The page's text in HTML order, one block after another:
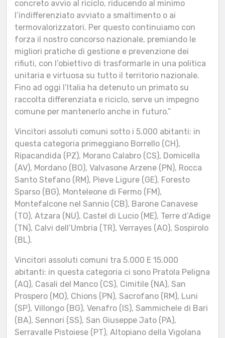
concreto avvio al riciclo, riducendo al minimo
l’indifferenziato avviato a smaltimento o ai
termovalorizzatori. Per questo continuiamo con
forza il nostro concorso nazionale, premiando le
migliori pratiche di gestione e prevenzione dei
rifiuti, con l’obiettivo di trasformarle in una politica
unitaria e virtuosa su tutto il territorio nazionale.
Fino ad oggi l’Italia ha detenuto un primato su
raccolta differenziata e riciclo, serve un impegno
comune per mantenerlo anche in futuro.”
Vincitori assoluti comuni sotto i 5.000 abitanti: in
questa categoria primeggiano Borrello (CH),
Ripacandida (PZ), Morano Calabro (CS), Domicella
(AV), Mordano (BO), Valvasone Arzene (PN), Rocca
Santo Stefano (RM), Pieve Ligure (GE), Foresto
Sparso (BG), Monteleone di Fermo (FM),
Montefalcone nel Sannio (CB), Barone Canavese
(TO), Atzara (NU), Castel di Lucio (ME), Terre d’Adige
(TN), Calvi dell’Umbria (TR), Verrayes (AO), Sospirolo
(BL).
Vincitori assoluti comuni tra 5.000 E 15.000
abitanti: in questa categoria ci sono Pratola Peligna
(AQ), Casali del Manco (CS), Cimitile (NA), San
Prospero (MO), Chions (PN), Sacrofano (RM), Luni
(SP), Villongo (BG), Venafro (IS), Sammichele di Bari
(BA), Sennori (SS), San Giuseppe Jato (PA),
Serravalle Pistoiese (PT), Altopiano della Vigolana